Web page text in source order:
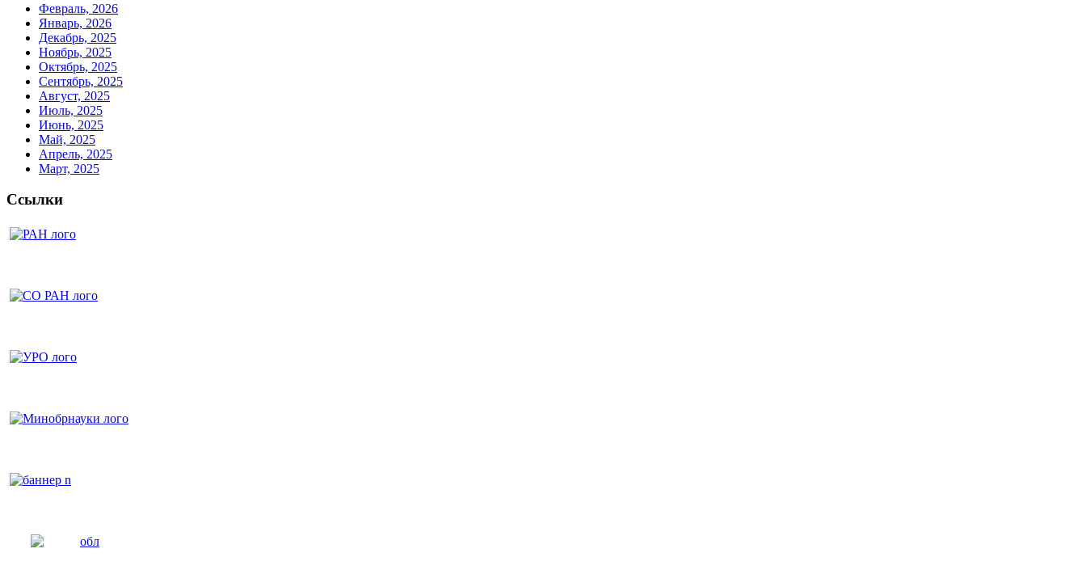
Февраль, 2026
Январь, 2026
Декабрь, 2025
Ноябрь, 2025
Октябрь, 2025
Сентябрь, 2025
Август, 2025
Июль, 2025
Июнь, 2025
Май, 2025
Апрель, 2025
Март, 2025
Ссылки